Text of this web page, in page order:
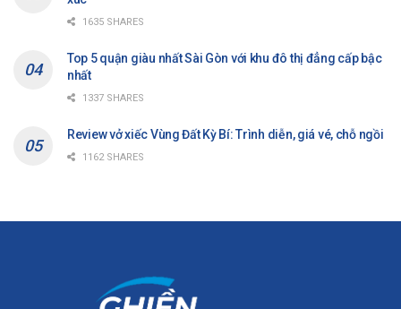
1635 SHARES
Top 5 quận giàu nhất Sài Gòn với khu đô thị đẳng cấp bậc
nhất
1337 SHARES
Review vở xiếc Vùng Đất Kỳ Bí: Trình diễn, giá vé, chỗ ngồi
1162 SHARES